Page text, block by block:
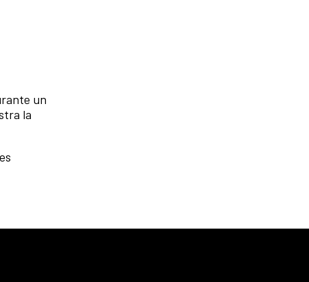
un
la